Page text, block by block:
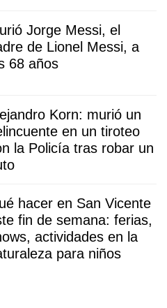
Jorge Messi, el
de Lionel Messi, a
68 años
Korn: murió un
en un tiroteo
la Policía tras robar un
hacer en San Vicente
fin de semana: ferias,
actividades en la
para niños